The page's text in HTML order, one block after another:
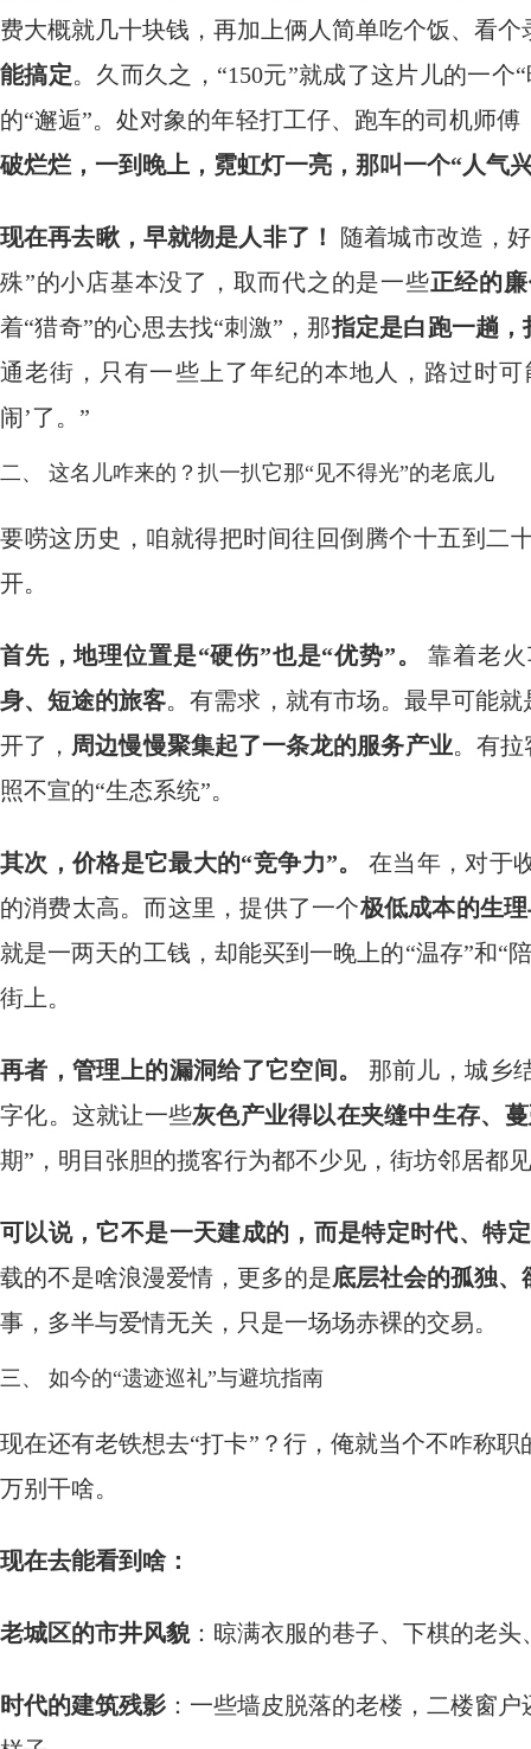
费大概就几十块钱，再加上俩人简单吃个饭、看个
能搞定。久而久之，“150元”就成了这片儿的一
的“邂逅”。处对象的年轻打工仔、跑车的司机师
破烂烂，一到晚上，霓虹灯一亮，那叫一个“人气
现在再去瞅，早就物是人非了！
随着城市改造，
殊”的小店基本没了，取而代之的是一些正经的
着“猎奇”的心思去找“刺激”，那指定是白跑一趟，
通老街，只有一些上了年纪的本地人，路过时
闹’了。”
二、 这名儿咋来的？扒一扒它那“见不得光”的老底儿
要唠这历史，咱就得把时间往回倒腾个十五到二
开。
首先，地理位置是“硬伤”也是“优势”。
靠着老
身、短途的旅客。有需求，就有市场。最早可能
开了， 周边慢慢聚集起了一条龙的服务产业。有拉
照不宣的“生态系统”。
其次，价格是它最大的“竞争力”。
在当年，对于
的消费太高。而这里，提供了一个极低成本的生
就是一两天的工钱，却能买到一晚上的“温存”和“
街上。
再者，管理上的漏洞给了它空间。
那前儿，城乡
字化。这就让一些灰色产业得以在夹缝中生存、
期”，明目张胆的揽客行为都不少见，街坊邻居都
可以说，它不是一天建成的，而是特定时代、特
载的不是啥浪漫爱情，更多的是底层社会的孤独
事，多半与爱情无关，只是一场场赤裸的交易。
三、 如今的“遗迹巡礼”与避坑指南
现在还有老铁想去“打卡”？行，俺就当个不咋称
万别干啥。
现在去能看到啥：
老城区的市井风貌：晾满衣服的巷子、下棋的老
时代的建筑残影 ：一些墙皮脱落的老楼，二楼窗